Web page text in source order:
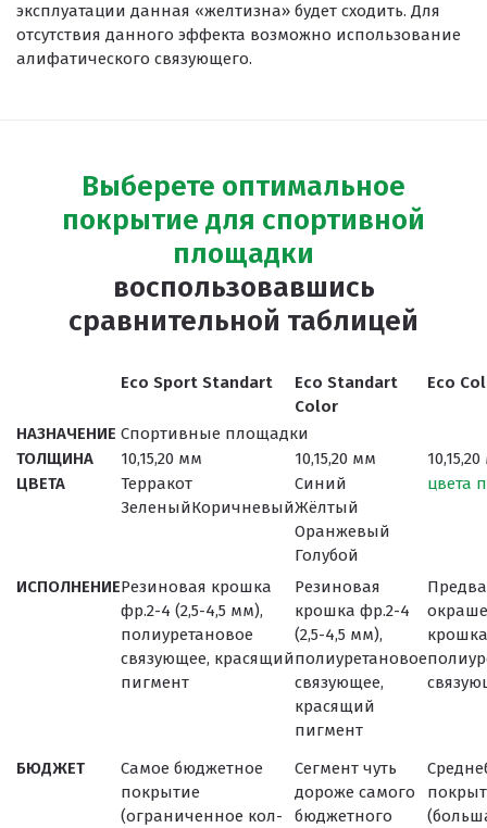
эксплуатации данная «желтизна» будет сходить. Для
отсутствия данного эффекта возможно использование
алифатического связующего.
Выберете оптимальное
покрытие для спортивной
площадки
воспользовавшись
сравнительной таблицей
Eco Sport Standart
Eco Standart
Color
Eco
НАЗНАЧЕНИЕ Спортивные площадки
ТОЛЩИНА
10,15,20 мм 10,15,20 мм
ЦВЕТА
Терракот
ЗеленыйКоричневый
Синий
Жёлтый
Оранжевый
Голубой
цвета
ИСПОЛНЕНИЕРезиновая крошка
фр.2-4 (2,5-4,5 мм),
полиуретановое
связующее, красящий
пигмент
Резиновая
крошка фр.2-4
(2,5-4,5 мм),
полиуретановое
связующее,
красящий
пигмент
БЮДЖЕТ
Самое бюджетное
покрытие
(ограниченное кол-
Сегмент чуть
дороже самого
бюджетного